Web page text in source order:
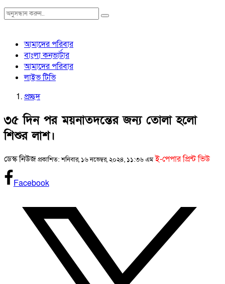
আমাদের পরিবার
বাংলা কনভার্টার
আমাদের পরিবার
লাইভ টিভি
প্রচ্ছদ
৩৫ দিন পর ময়নাতদন্তের জন্য তোলা হলো
শিশুর লাশ।
ডেস্ক নিউজপ্রকাশিত: শনিবার, ১৬ নভেম্বর, ২০২৪, ১১:৩৬ এম ই-পেপার প্রিন্ট ভিউ
Facebook